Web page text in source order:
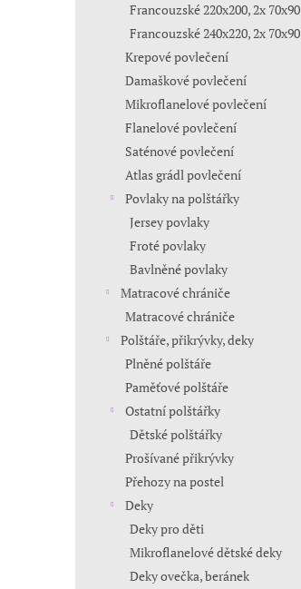
Francouzské 220x200, 2x 70x90
Francouzské 240x220, 2x 70x90
Krepové povlečení
Damaškové povlečení
Mikroflanelové povlečení
Flanelové povlečení
Saténové povlečení
Atlas grádl povlečení
Povlaky na polštářky
Jersey povlaky
Froté povlaky
Bavlněné povlaky
Matracové chrániče
Matracové chrániče
Polštáře, přikrývky, deky
Plněné polštáře
Paměťové polštáře
Ostatní polštářky
Dětské polštářky
Prošívané přikrývky
Přehozy na postel
Deky
Deky pro děti
Mikroflanelové dětské deky
Deky ovečka, beránek